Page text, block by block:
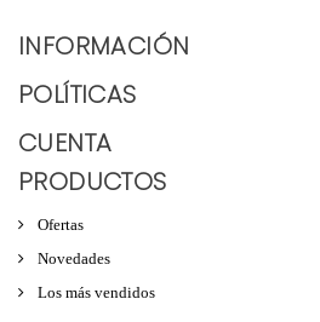
INFORMACIÓN
POLÍTICAS
CUENTA
PRODUCTOS
Ofertas
Novedades
Los más vendidos